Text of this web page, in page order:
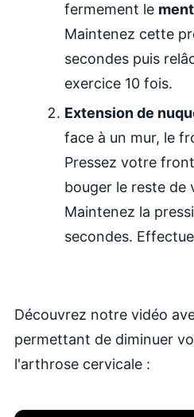
fermement le
Maintenez cette
secondes puis
exercice 10 fois.
Extension de
face à un mur, le
Pressez votre
bouger le reste de
Maintenez la
secondes.
Découvrez notre vidéo
permettant de diminuer
l'arthrose cervicale :